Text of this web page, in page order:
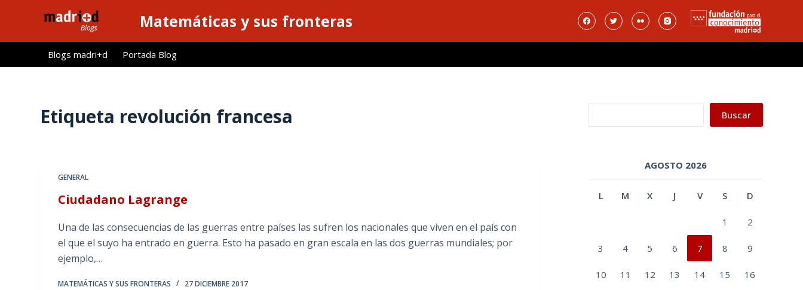
l
Matemáticas y sus fronteras
Blogs madri+d Portada Blog
Etiqueta revolución francesa
GENERAL
Ciudadano Lagrange
Una de las consecuencias de las guerras entre países las sufren los nacionales que viven en el país con
el que el suyo ha entrado en guerra. Esto ha pasado en gran escala en las dos guerras mundiales; por
ejemplo,…
MATEMÁTICAS Y SUS FRONTERAS 27 DICIEMBRE 2017
Buscar
AGOSTO 2026
L M X J V S D
1 2
3 4 5 6 7 8 9
10 11 12 13 14 15 16